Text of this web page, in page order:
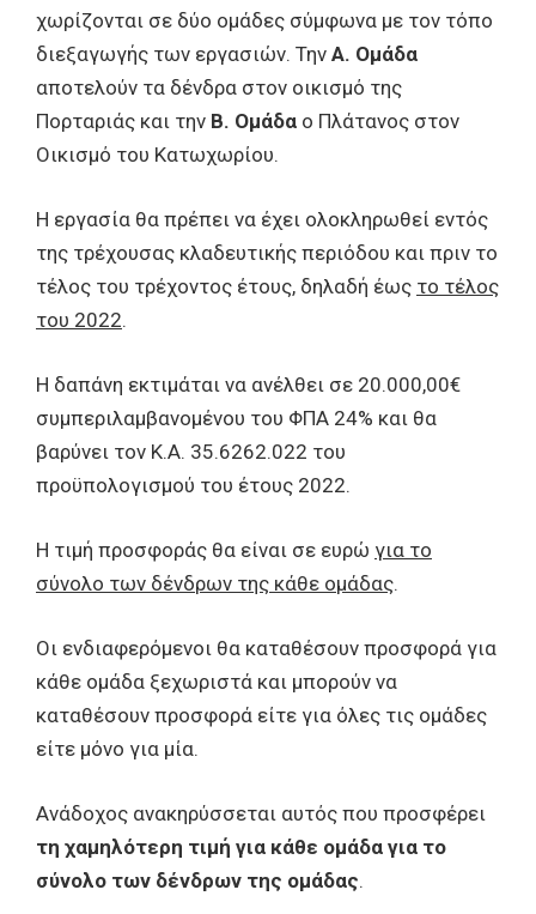
χωρίζονται σε δύο ομάδες σύμφωνα με τον τόπο
διεξαγωγής των εργασιών. Την Α. Ομάδα
αποτελούν τα δένδρα στον οικισμό της
Πορταριάς και την Β. Ομάδα ο Πλάτανος στον
Οικισμό του Κατωχωρίου.
Η εργασία θα πρέπει να έχει ολοκληρωθεί εντός
της τρέχουσας κλαδευτικής περιόδου και πριν το
τέλος του τρέχοντος έτους, δηλαδή έως το τέλος
του 2022.
Η δαπάνη εκτιμάται να ανέλθει σε 20.000,00€
συμπεριλαμβανομένου του ΦΠΑ 24% και θα
βαρύνει τον Κ.Α. 35.6262.022 του
προϋπολογισμού του έτους 2022.
Η τιμή προσφοράς θα είναι σε ευρώ για το
σύνολο των δένδρων της κάθε ομάδας.
Οι ενδιαφερόμενοι θα καταθέσουν προσφορά για
κάθε ομάδα ξεχωριστά και μπορούν να
καταθέσουν προσφορά είτε για όλες τις ομάδες
είτε μόνο για μία.
Ανάδοχος ανακηρύσσεται αυτός που προσφέρει
τη χαμηλότερη τιμή για κάθε ομάδα για το
σύνολο των δένδρων της ομάδας.